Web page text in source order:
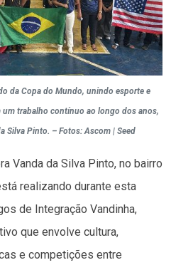
da Copa do Mundo, unindo esporte e
trabalho contínuo ao longo dos anos,
Silva Pinto. – Fotos: Ascom | Seed
Vanda da Silva Pinto, no bairro
realizando durante esta
de Integração Vandinha,
que envolve cultura,
e competições entre